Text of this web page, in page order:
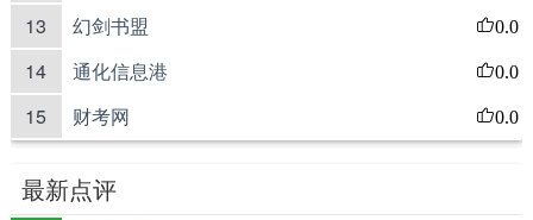
13 幻剑书盟 0.0
14 通化信息港 0.0
15 财考网 0.0
最新点评